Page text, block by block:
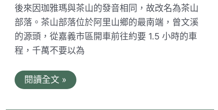
後來因珈雅瑪與茶山的發音相同，故改名為茶山
部落。茶山部落位於阿里山鄉的最南端，曾文溪
的源頭，從嘉義市區開車前往約要 1.5 小時的車
程，千萬不要以為
茶
山
閱讀全文 »